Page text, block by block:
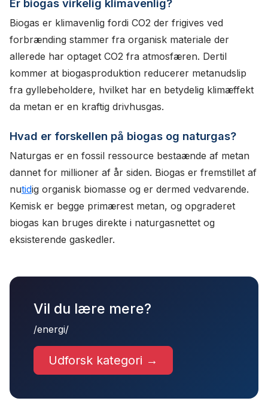
Er biogas virkelig klimavenlig?
Biogas er klimavenlig fordi CO2 der frigives ved
forbrænding stammer fra organisk materiale der
allerede har optaget CO2 fra atmosfæren. Dertil
kommer at biogasproduktion reducerer metanudslip
fra gyllebeholdere, hvilket har en betydelig klimæffekt
da metan er en kraftig drivhusgas.
Hvad er forskellen på biogas og naturgas?
Naturgas er en fossil ressource bestaænde af metan
dannet for millioner af år siden. Biogas er fremstillet af
nutidig organisk biomasse og er dermed vedvarende.
Kemisk er begge primærest metan, og opgraderet
biogas kan bruges direkte i naturgasnettet og
eksisterende gaskedler.
Vil du lære mere?
/energi/
Udforsk kategori →